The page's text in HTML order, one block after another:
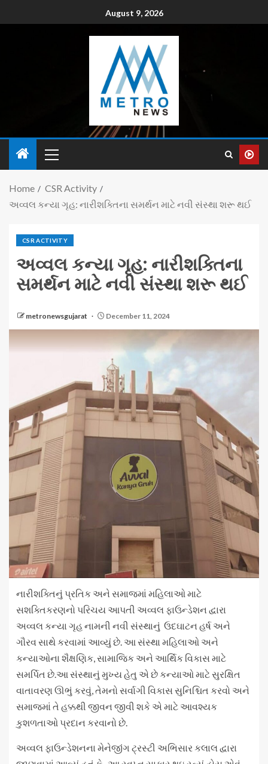
August 9, 2026
Home
CSR Activity
અવ્વલ કન્યા ગૃહ: નારીશક્તિના સમર્થન માટે નવી સંસ્થા શરૂ થઈ
CSR ACTIVITY
અવ્વલ કન્યા ગૃહ: નારીશક્તિના
સમર્થન માટે નવી સંસ્થા શરૂ થઈ
metronewsgujarat December 11, 2024
નારીશક્તિનું પ્રતિક અને સમાજમાં મહિલાઓ માટે
સશક્તિકરણનો પરિચય આપતી અવ્વલ ફાઉન્ડેશન દ્વારા
અવ્વલ કન્યા ગૃહ નામની નવી સંસ્થાનું ઉદઘાટન હર્ષ અને
ગૌરવ સાથે કરવામાં આવ્યું છે. આ સંસ્થા મહિલાઓ અને
કન્યાઓના શૈક્ષણિક, સામાજિક અને આર્થિક વિકાસ માટે
સમર્પિત છે.આ સંસ્થાનું મુખ્ય હેતુ એ છે કન્યાઓ માટે સુરક્ષિત
વાતાવરણ ઊભું કરવું, તેમનો સર્વાગી વિકાસ સુનિશ્ચિત કરવો અને
સમાજમાં તે હક્કથી જીવન જીવી શકે એ માટે આવશ્યક
કુશળતાઓ પ્રદાન કરવાનો છે.
અવ્વલ ફાઉન્ડેશનના મેનેજીંગ ટ્રસ્ટી અભિસાર કલાલ દ્વારા